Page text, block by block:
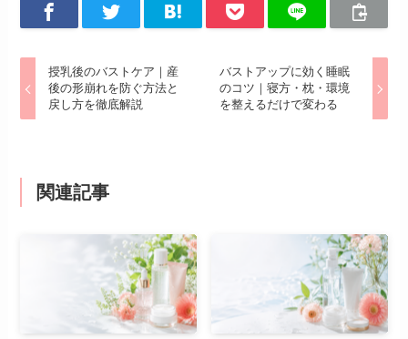
授乳後のバストケア｜産
後の形崩れを防ぐ方法と
戻し方を徹底解説
バストアップに効く睡眠
のコツ｜寝方・枕・環境
を整えるだけで変わる
関連記事